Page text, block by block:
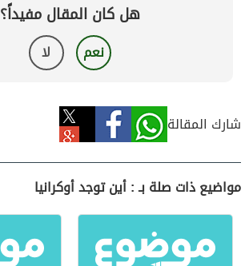
هل كان المقال مفيداً؟
نعم لا
شارك المقالة
مواضيع ذات صلة بـ : أين توجد أوكرانيا